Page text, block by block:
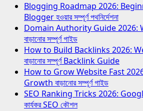
Blogging Roadmap 2026:
Blogger হওয়ার সম্পূর্ণ পথনির্দেশনা
Domain Authority Guide 2026:
বাড়ানোর সম্পূর্ণ গাইড
How to Build Backlinks 2026:
বাড়ানোর সম্পূর্ণ Backlink Guide
How to Grow Website Fast
Growth বাড়ানোর সম্পূর্ণ গাইড
SEO Ranking Tricks 2026:
কার্যকর SEO কৌশল